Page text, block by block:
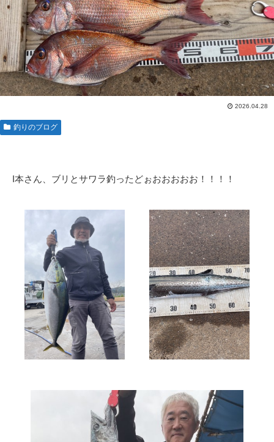
2026.04.28
釣りのブログ
I本さん、ブリとサワラ釣ったどぉおおおおお！！！！